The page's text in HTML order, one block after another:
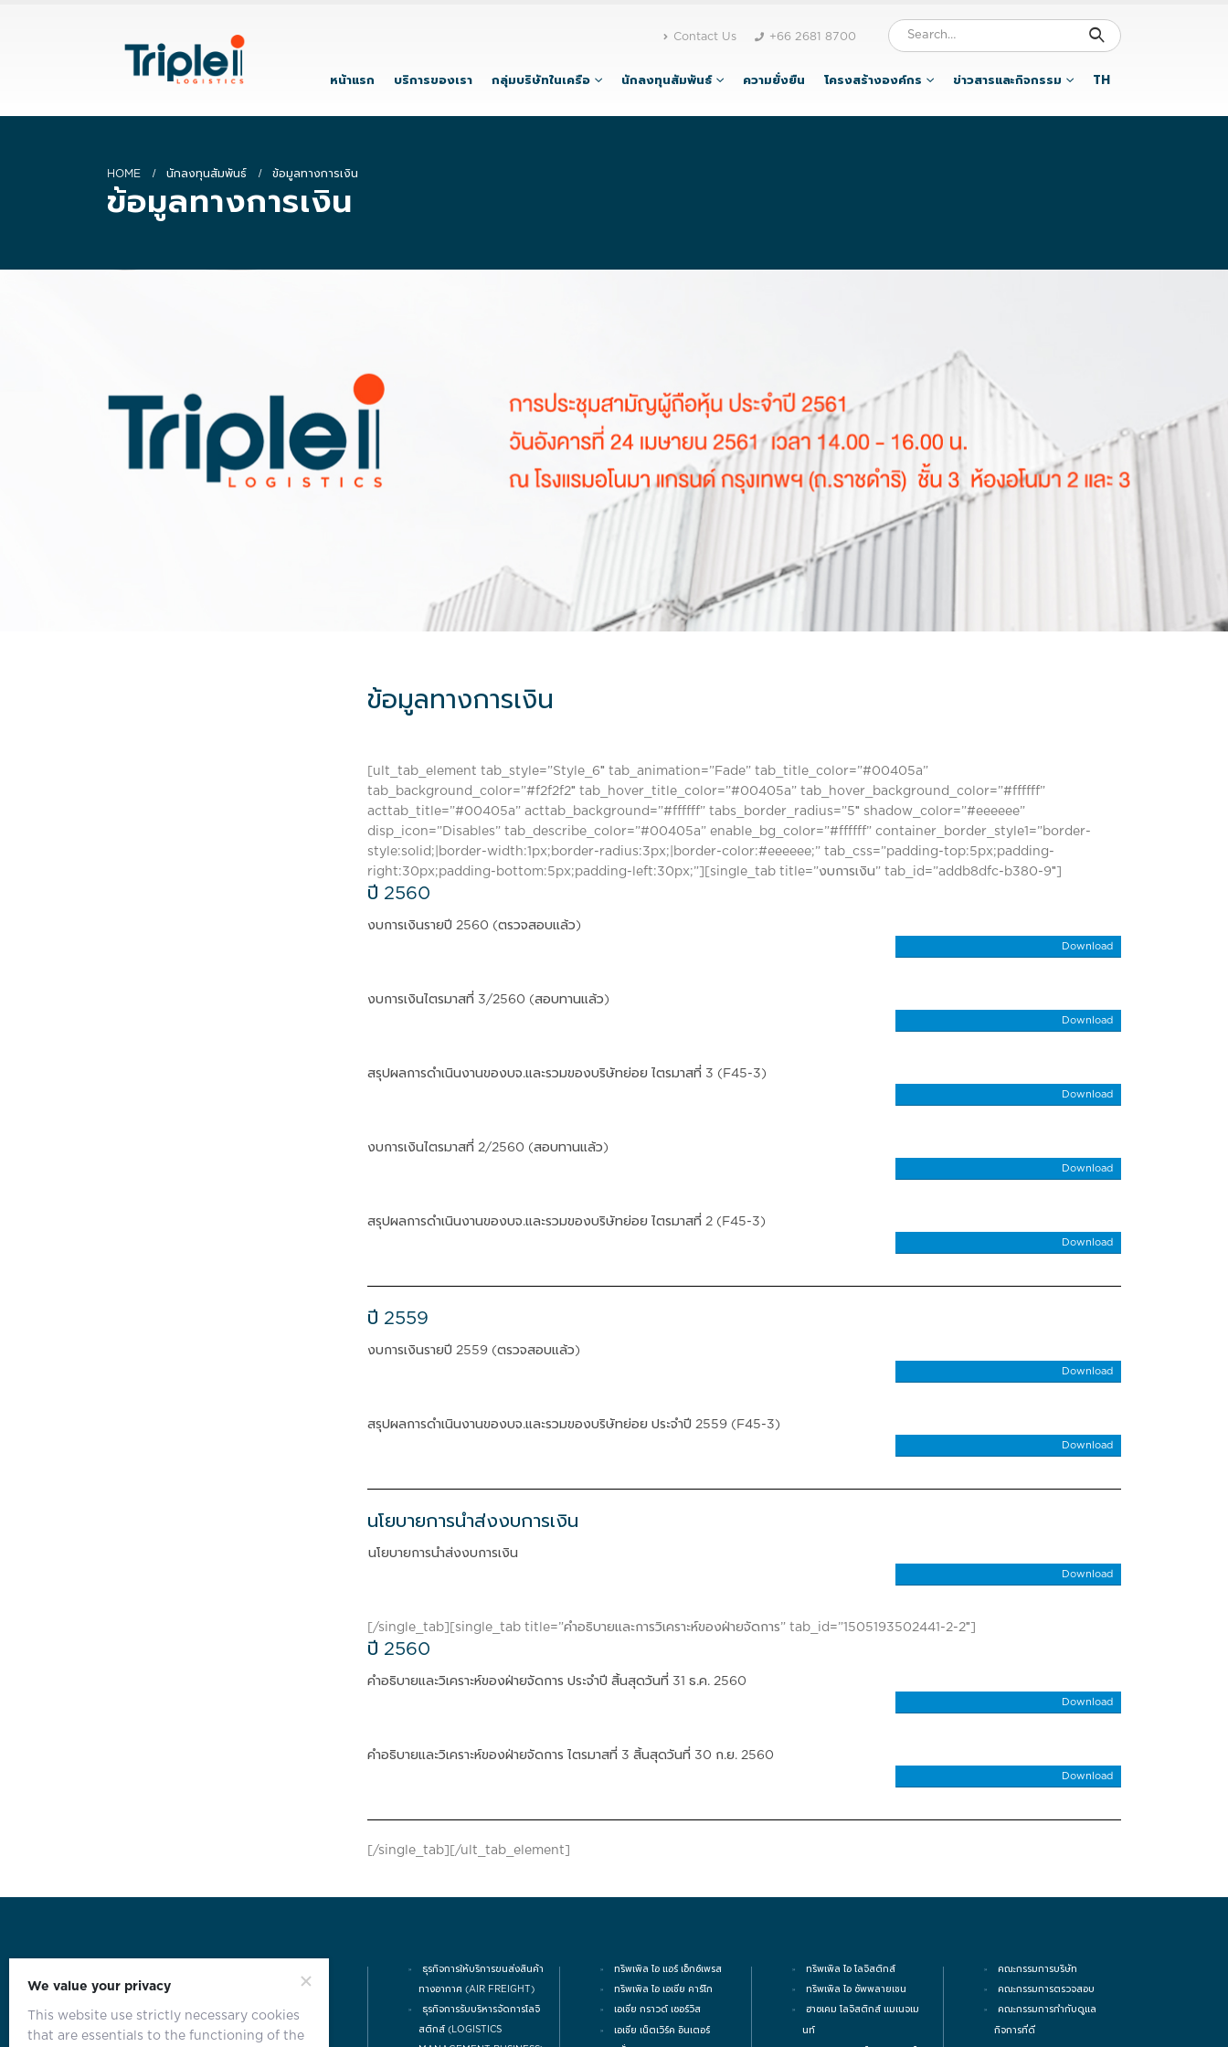
Contact Us +66 2681 8700
หน้าแรก บริการของเรา กลุ่มบริษัทในเครือ นักลงทุนสัมพันธ์ ความยั่งยืน โครงสร้างองค์กร ข่าวสารและกิจกรรม TH
HOME นักลงทุนสัมพันธ์ ข้อมูลทางการเงิน
ข้อมูลทางการเงิน
ข้อมูลทางการเงิน
[ult_tab_element tab_style=”Style_6″ tab_animation=”Fade” tab_title_color=”#00405a”
tab_background_color=”#f2f2f2″ tab_hover_title_color=”#00405a” tab_hover_background_color=”#ffffff”
acttab_title=”#00405a” acttab_background=”#ffffff” tabs_border_radius=”5″ shadow_color=”#eeeeee”
disp_icon=”Disables” tab_describe_color=”#00405a” enable_bg_color=”#ffffff” container_border_style1=”border-
style:solid;|border-width:1px;border-radius:3px;|border-color:#eeeeee;” tab_css=”padding-top:5px;padding-
right:30px;padding-bottom:5px;padding-left:30px;”][single_tab title=”งบการเงิน” tab_id=”addb8dfc-b380-9″]
ปี 2560
งบการเงินรายปี 2560 (ตรวจสอบแล้ว)
Download
งบการเงินไตรมาสที่ 3/2560 (สอบทานแล้ว)
Download
สรุปผลการดำเนินงานของบจ.และรวมของบริษัทย่อย ไตรมาสที่ 3 (F45-3)
Download
งบการเงินไตรมาสที่ 2/2560 (สอบทานแล้ว)
Download
สรุปผลการดำเนินงานของบจ.และรวมของบริษัทย่อย ไตรมาสที่ 2 (F45-3)
Download
ปี 2559
งบการเงินรายปี 2559 (ตรวจสอบแล้ว)
Download
สรุปผลการดำเนินงานของบจ.และรวมของบริษัทย่อย ประจำปี 2559 (F45-3)
Download
นโยบายการนำส่งงบการเงิน
นโยบายการนำส่งงบการเงิน
Download
[/single_tab][single_tab title=”คำอธิบายและการวิเคราะห์ของฝ่ายจัดการ” tab_id=”1505193502441-2-2″]
ปี 2560
คำอธิบายและวิเคราะห์ของฝ่ายจัดการ ประจำปี สิ้นสุดวันที่ 31 ธ.ค. 2560
Download
คำอธิบายและวิเคราะห์ของฝ่ายจัดการ ไตรมาสที่ 3 สิ้นสุดวันที่ 30 ก.ย. 2560
Download
[/single_tab][/ult_tab_element]
ธุรกิจการให้บริการขนส่งสินค้า
ทางอากาศ (AIR FREIGHT)
ธุรกิจการรับบริหารจัดการโลจิ
สติกส์ (LOGISTICS
ทริพเพิล ไอ แอร์ เอ็กซ์เพรส
ทริพเพิล ไอ เอเชีย คาร์โก
เอเชีย กราวด์ เซอร์วิส
เอเชีย เน็ตเวิร์ค อินเตอร์
ทริพเพิล ไอ โลจิสติกส์
ทริพเพิล ไอ ซัพพลายเชน
ฮาซเคม โลจิสติกส์ แมเนจเม
นท์
คณะกรรมการบริษัท
คณะกรรมการตรวจสอบ
คณะกรรมการกำกับดูแล
กิจการที่ดี
We value your privacy
This website use strictly necessary cookies
that are essentials to the functioning of the